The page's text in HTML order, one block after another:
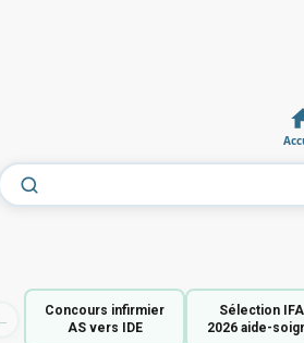
Concours infirmier
AS vers IDE
Sélection
2026 aide-